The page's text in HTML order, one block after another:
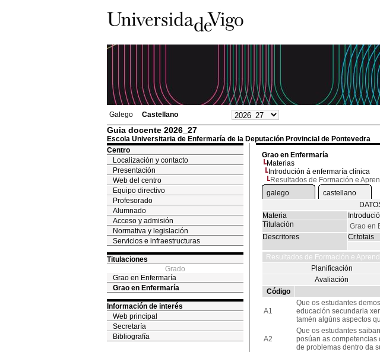
Galego Castellano
Guia docente 2026_27
Escola Universitaria de Enfermaría de la Deputación Provincial de Pontevedra
Centro
Localización y contacto
Presentación
Web del centro
Equipo directivo
Profesorado
Alumnado
Acceso y admisión
Normativa y legislación
Servicios e infraestructuras
Titulaciones
Grado
Grao en Enfermaría
Grao en Enfermaría
Información de interés
Web principal
Secretaría
Bibliografía
Grao en Enfermaría
Materias
Introdución á enfermaría clínica
Resultados de Formación e
galego
castellano
Materia
Titulación
Grao en
Descritores
Cr.totais
Resultados de Formación e
Planificación
Avaliación
Código
A1
Que os estudantes
educación secundaria
tamén algúns aspectos
A2
Que os estudantes
posúan as competencias
de problemas dentro da